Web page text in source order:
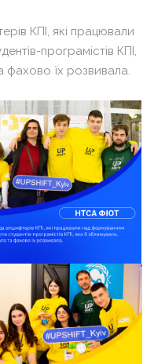
КПІ, які працювали
програмістів КПІ,
фахово їх розвивала.